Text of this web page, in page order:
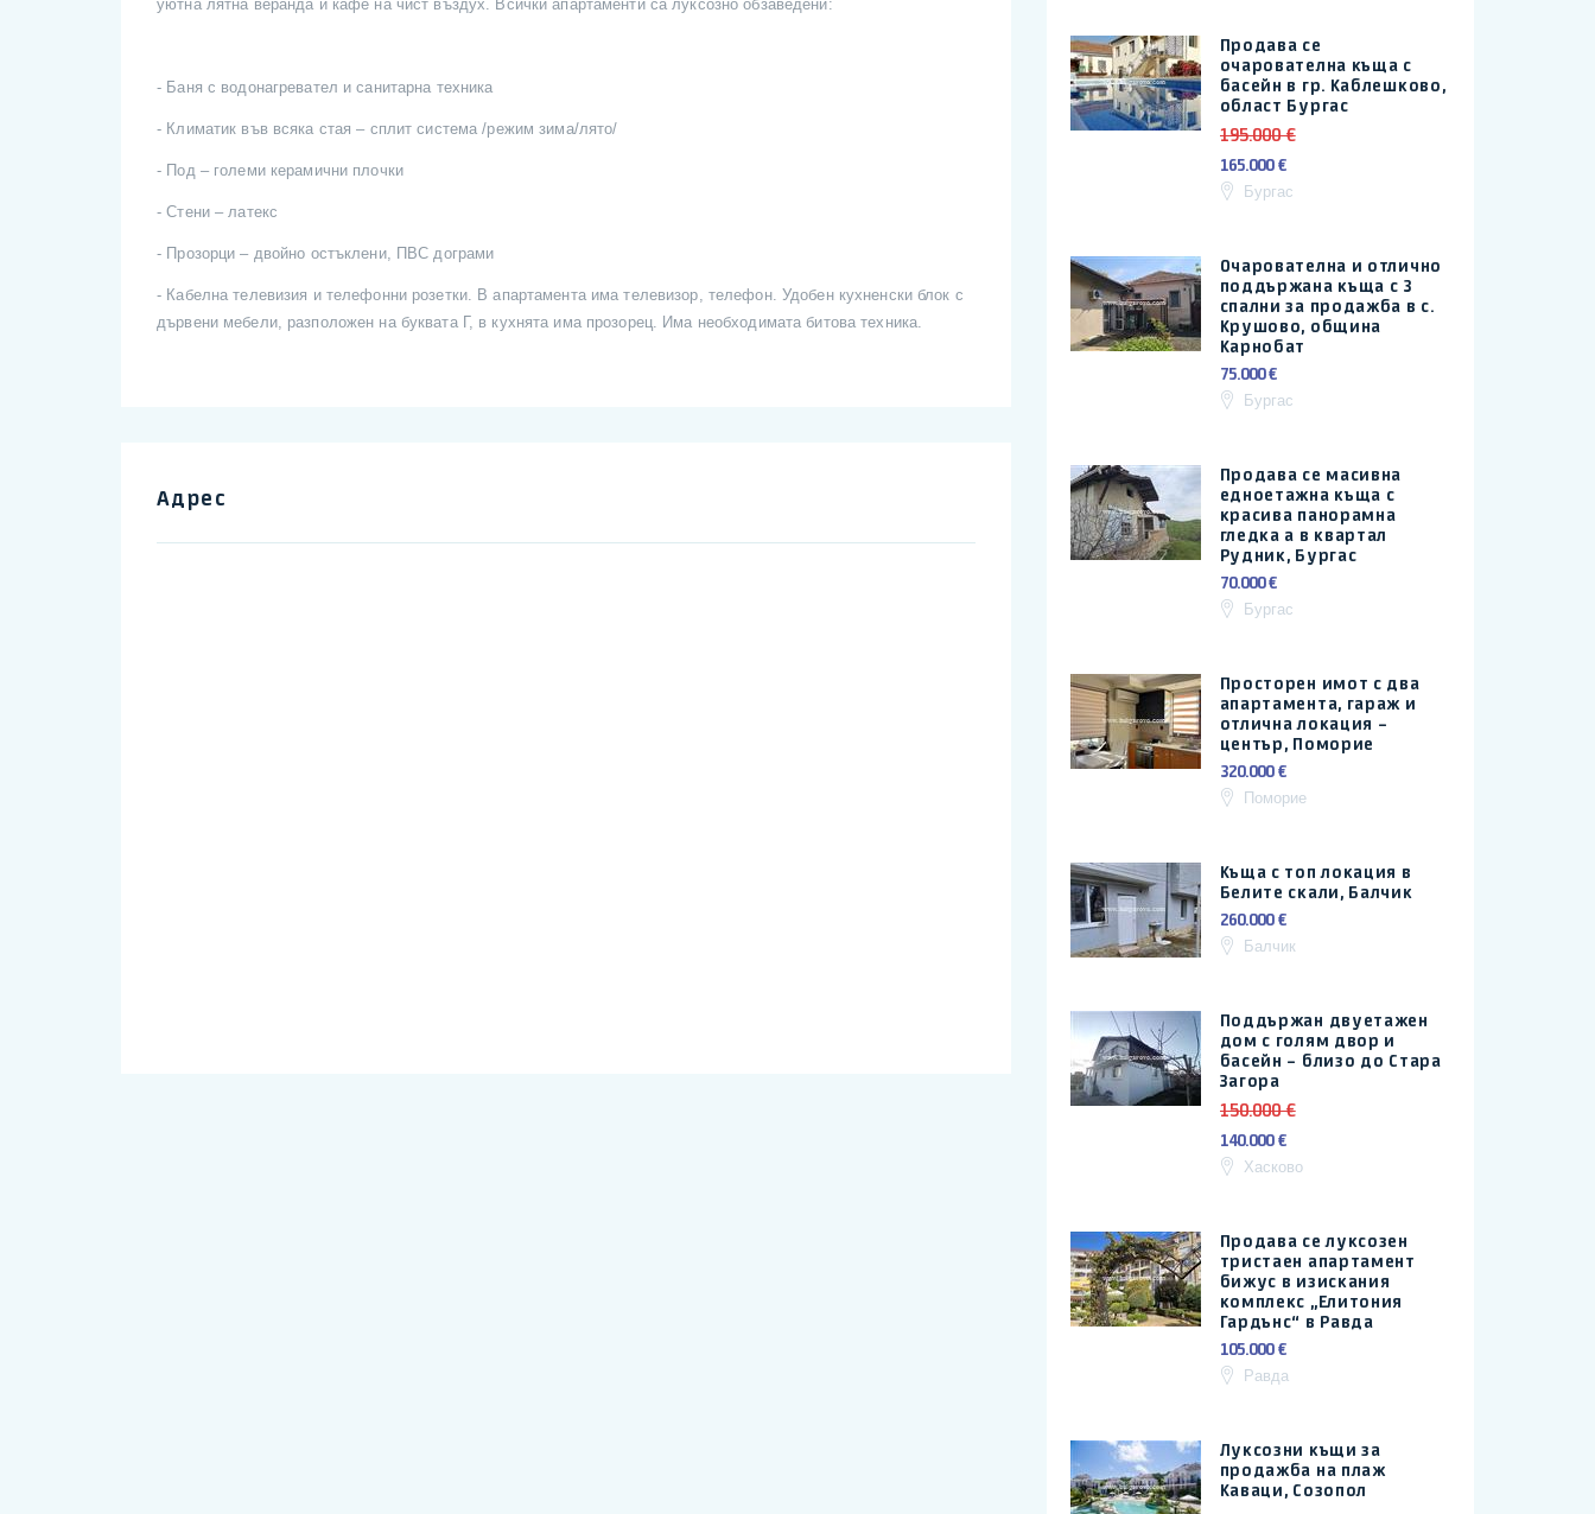
уютна лятна веранда и кафе на чист въздух. Всички апартаменти са луксозно обзаведени:
- Баня с водонагревател и санитарна техника
- Климатик във всяка стая – сплит система /режим зима/лято/
- Под – големи керамични плочки
- Стени – латекс
- Прозорци – двойно остъклени, ПВС дограми
- Кабелна телевизия и телефонни розетки. В апартамента има телевизор, телефон. Удобен кухненски блок с
дървени мебели, разположен на буквата Г, в кухнята има прозорец. Има необходимата битова техника.
Адрес
Продава се
очарователна къща с
басейн в гр. Каблешково,
област Бургас
195.000 €
165.000 €
Бургас
Очарователна и отлично
поддържана къща с 3
спални за продажба в с.
Крушово, община
Карнобат
75.000 €
Бургас
Продава се масивна
едноетажна къща с
красива панорамна
гледка а в квартал
Рудник, Бургас
70.000 €
Бургас
Просторен имот с два
апартамента, гараж и
отлична локация –
център, Поморие
320.000 €
Поморие
Къща с топ локация в
Белите скали, Балчик
260.000 €
Балчик
Поддържан двуетажен
дом с голям двор и
басейн – близо до Стара
Загора
150.000 €
140.000 €
Хасково
Продава се луксозен
тристаен апартамент
бижус в изискания
комплекс „Елитония
Гардънс“ в Равда
105.000 €
Равда
Луксозни къщи за
продажба на плаж
Каваци, Созопол